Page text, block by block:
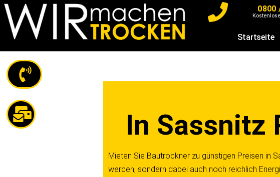
Z
I
n
a
l
0800
Startseite
In Sassnitz
Mieten Sie Bautrockner zu günstigen Preisen in
werden, sondern dabei auch noch reichlich